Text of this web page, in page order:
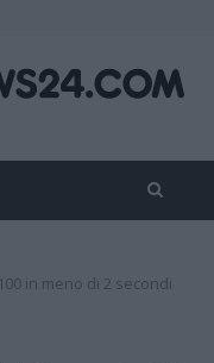
in meno di 2 secondi